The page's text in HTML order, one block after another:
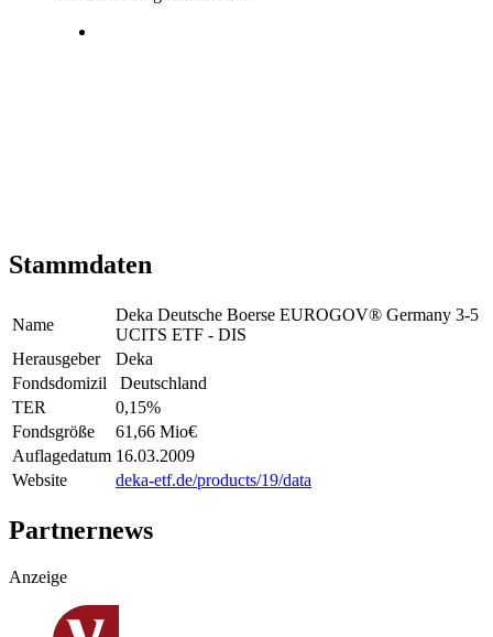
Stammdaten
Name
Deka Deutsche Boerse EUROGOV® Germany 3-5
UCITS ETF - DIS
Herausgeber
Deka
Fondsdomizil
Deutschland
TER
0,15%
Fondsgröße
61,66 Mio€
Auflagedatum 16.03.2009
Website
deka-etf.de/products/19/data
Partnernews
Anzeige